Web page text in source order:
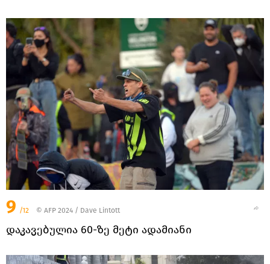
9 /12 © AFP 2024 / Dave Lintott
დაკავებულია 60-ზე მეტი ადამიანი